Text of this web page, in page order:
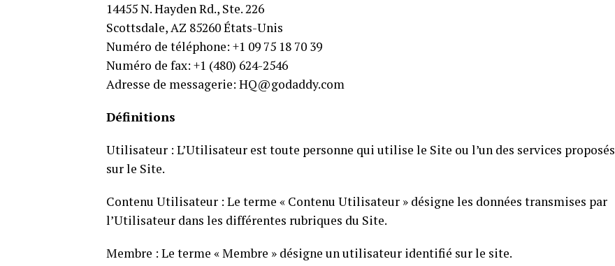
14455 N. Hayden Rd., Ste. 226
Scottsdale, AZ 85260 États-Unis
Numéro de téléphone: +1 09 75 18 70 39
Numéro de fax: +1 (480) 624-2546
Adresse de messagerie: HQ@godaddy.com
Définitions
Utilisateur : L’Utilisateur est toute personne qui utilise le Site ou l’un des services proposés
sur le Site.
Contenu Utilisateur : Le terme « Contenu Utilisateur » désigne les données transmises par
l’Utilisateur dans les différentes rubriques du Site.
Membre : Le terme « Membre » désigne un utilisateur identifié sur le site.